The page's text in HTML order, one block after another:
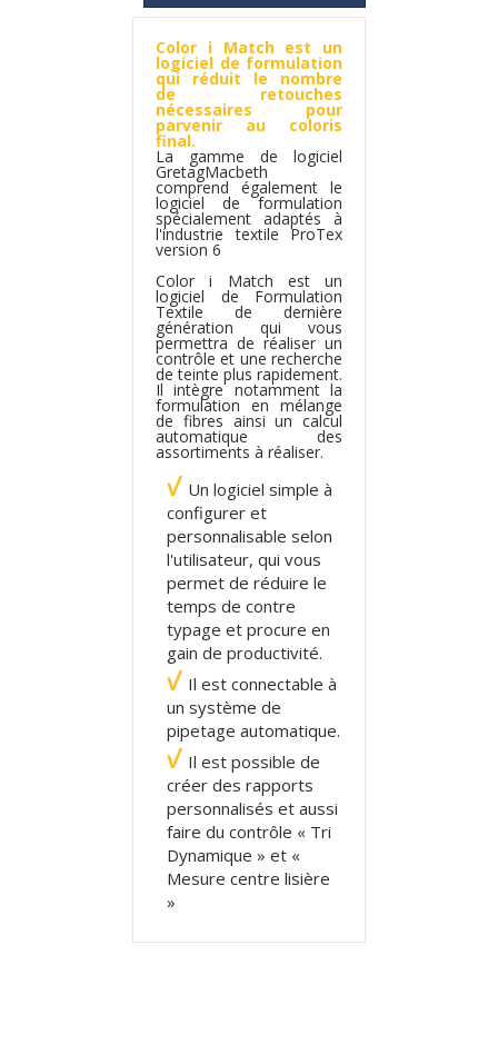
Color i Match est un
logiciel de formulation
qui réduit le nombre
de retouches
nécessaires pour
parvenir au coloris
final.
La gamme de logiciel
GretagMacbeth
comprend également le
logiciel de formulation
spécialement adaptés à
l'industrie textile ProTex
version 6
Color i Match est un
logiciel de Formulation
Textile de dernière
génération qui vous
permettra de réaliser un
contrôle et une recherche
de teinte plus rapidement.
Il intègre notamment la
formulation en mélange
de fibres ainsi un calcul
automatique des
assortiments à réaliser.
Un logiciel simple à
configurer et
personnalisable selon
l'utilisateur, qui vous
permet de réduire le
temps de contre
typage et procure en
gain de productivité.
Il est connectable à
un système de
pipetage automatique.
Il est possible de
créer des rapports
personnalisés et aussi
faire du contrôle « Tri
Dynamique » et «
Mesure centre lisière
»